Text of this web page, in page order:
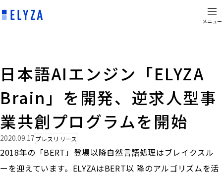
メニュー
日本語AIエンジン「ELYZA
Brain」を開発、逆求人型事
業共創プログラムを開始
2020.09.17プレスリリース
2018年の「BERT」登場以降自然言語処理はブレイクスル
ーを迎えています。ELYZAはBERT以 降のアルゴリズムを活